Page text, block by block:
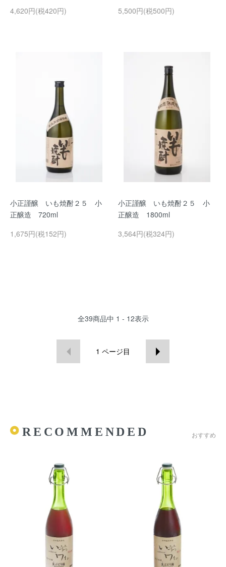
4,620円(税420円)
5,500円(税500円)
小正謹醸 いも焼酎２５ 小
正醸造 720ml
1,675円(税152円)
小正謹醸 いも焼酎２５ 小
正醸造 1800ml
3,564円(税324円)
全39商品中 1 - 12表示
1 ページ目
RECOMMENDED おすすめ